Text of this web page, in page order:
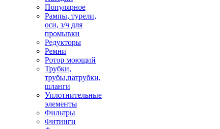
Популярное
Рампы, турели,
оси, з/ч для
промывки
Редукторы
Ремни
Ротор моющий
Трубки,
трубы,патрубки,
шланги
Уплотнительные
элементы
Фильтры
Фитинги